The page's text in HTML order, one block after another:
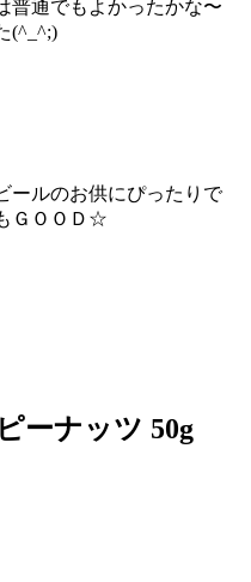
普通でもよかったかな〜
(^_^;)
ールのお供にぴったりで
ＧＯＯＤ☆
ーナッツ 50g